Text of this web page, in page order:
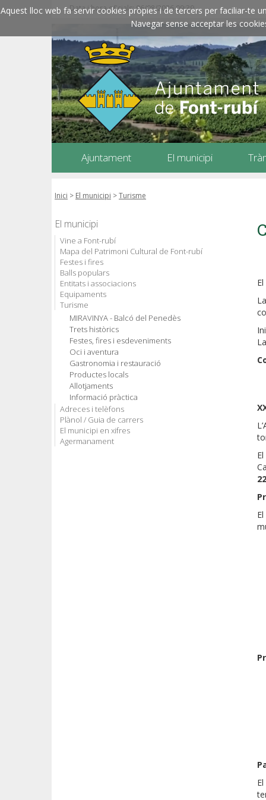
Aquest lloc web fa servir cookies pròpies i de tercers per faciliar-te
Navegar sense acceptar les
Data i hora oficials: 06/08/2026 09:39
Ajuntament El municipi
Inici > El municipi >Turisme
El municipi
Vine a Font-rubí
Mapa del Patrimoni Cultural de Font-rubí
Festes i fires
Balls populars
Entitats i associacions
Equipaments
Turisme
MIRAVINYA - Balcó del Penedès
Trets històrics
Festes, fires i esdeveniments
Oci i aventura
Gastronomia i restauració
Productes locals
Allotjaments
Informació pràctica
Adreces i telèfons
Plànol / Guia de carrers
El municipi en xifres
Agermanament
El
El